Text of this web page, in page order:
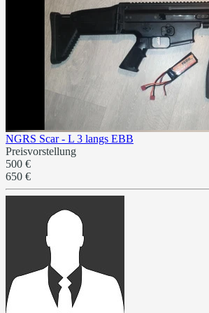
NGRS Scar - L 3 langs EBB
Preisvorstellung
500 €
650 €